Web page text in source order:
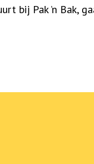
bij Pak ’n Bak,